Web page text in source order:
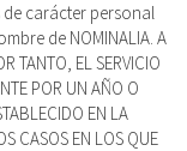
carácter personal
de NOMINALIA. A
TANTO, EL SERVICIO
POR UN AÑO O
EN LA
CASOS EN LOS QUE